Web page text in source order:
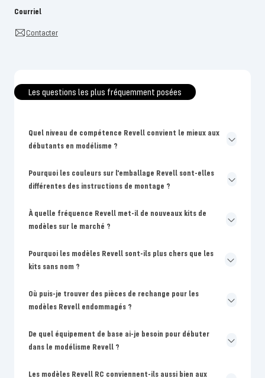
Courriel
Contacter
Les questions les plus fréquemment posées
Quel niveau de compétence Revell convient le mieux aux
débutants en modélisme ?
Pourquoi les couleurs sur l'emballage Revell sont-elles
différentes des instructions de montage ?
À quelle fréquence Revell met-il de nouveaux kits de
modèles sur le marché ?
Pourquoi les modèles Revell sont-ils plus chers que les
kits sans nom ?
Où puis-je trouver des pièces de rechange pour les
modèles Revell endommagés ?
De quel équipement de base ai-je besoin pour débuter
dans le modélisme Revell ?
Les modèles Revell RC conviennent-ils aussi bien aux